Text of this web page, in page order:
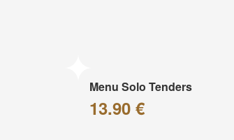
Menu Solo Tenders
13.90 €